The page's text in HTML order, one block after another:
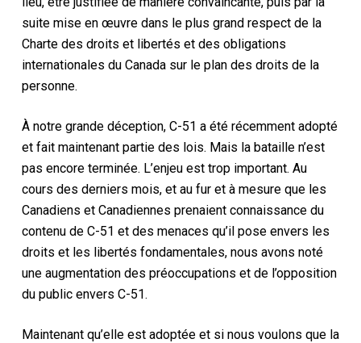
suite mise en œuvre dans le plus grand respect de la
Charte des droits et libertés et des obligations
internationales du Canada sur le plan des droits de la
personne.
À notre grande déception, C-51 a été récemment adopté
et fait maintenant partie des lois. Mais la bataille n’est
pas encore terminée. L’enjeu est trop important. Au
cours des derniers mois, et au fur et à mesure que les
Canadiens et Canadiennes prenaient connaissance du
contenu de C-51 et des menaces qu’il pose envers les
droits et les libertés fondamentales, nous avons noté
une augmentation des préoccupations et de l’opposition
du public envers C-51.
Maintenant qu’elle est adoptée et si nous voulons que la